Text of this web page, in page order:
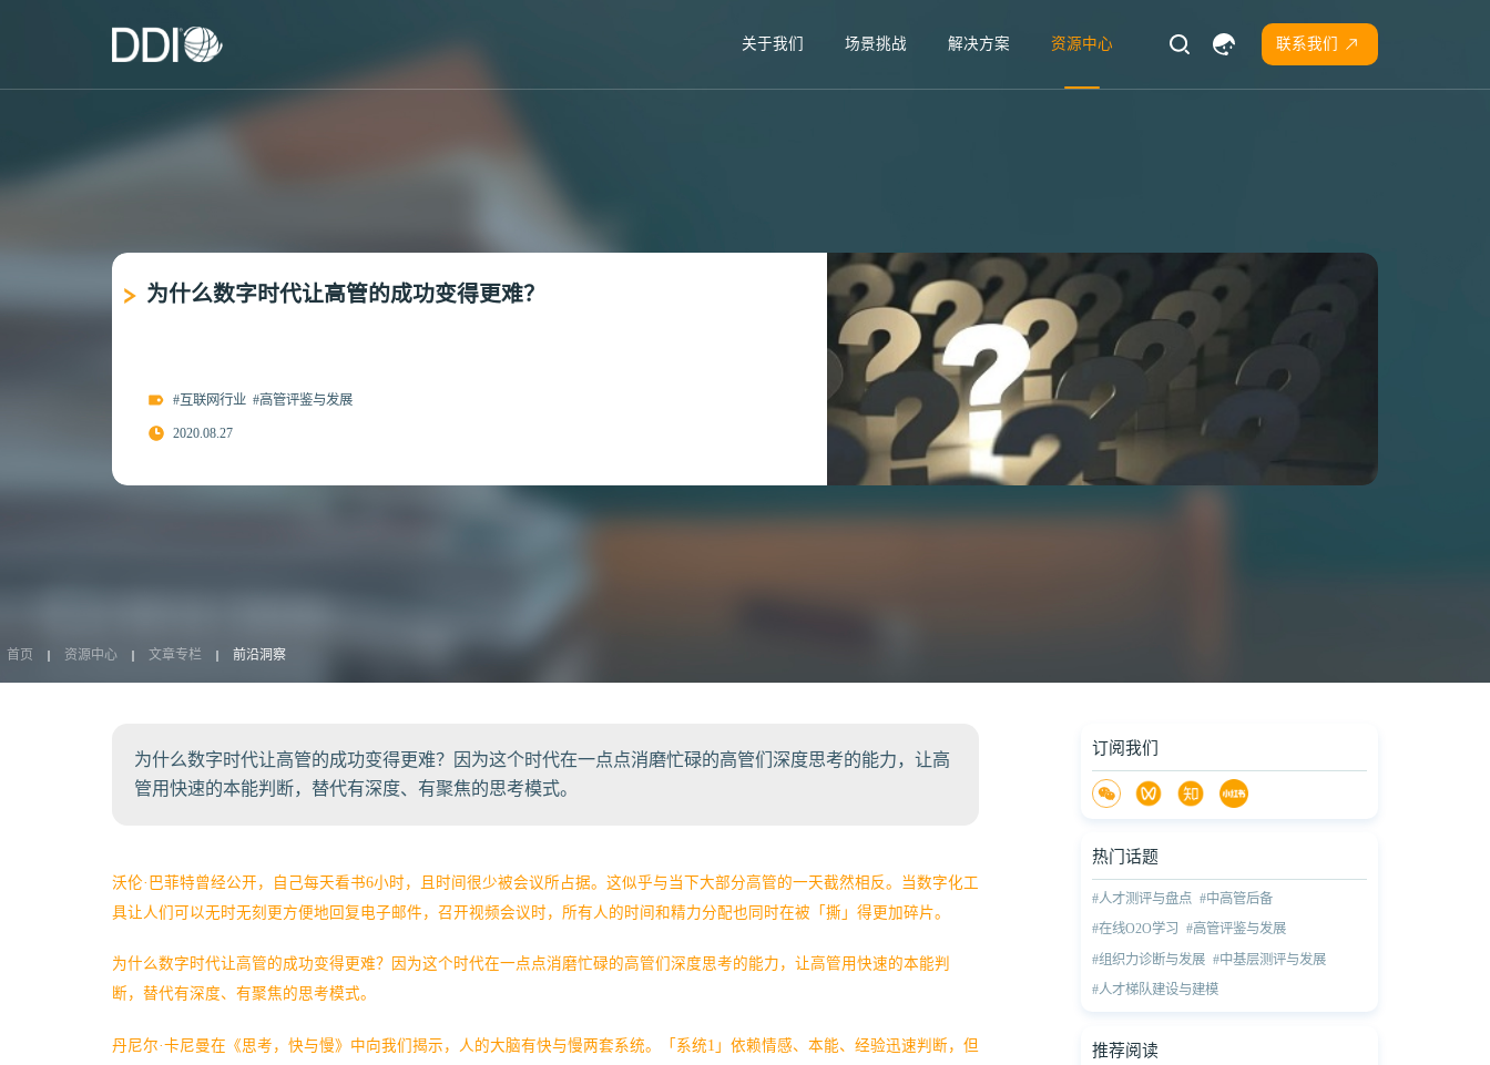
关于我们 场景挑战 解决方案 资源中心 联系我们
为什么数字时代让高管的成功变得更难？
#互联网行业 #高管评鉴与发展
2020.08.27
首页 资源中心 文章专栏 前沿洞察
为什么数字时代让高管的成功变得更难？因为这个时代在一点点消磨忙碌的高管们深度思考的能力，让高
管用快速的本能判断，替代有深度、有聚焦的思考模式。
沃伦·巴菲特曾经公开，自己每天看书6小时，且时间很少被会议所占据。这似乎与当下大部分高管的一天截然相反。当数字化工
具让人们可以无时无刻更方便地回复电子邮件，召开视频会议时，所有人的时间和精力分配也同时在被「撕」得更加碎片。
为什么数字时代让高管的成功变得更难？因为这个时代在一点点消磨忙碌的高管们深度思考的能力，让高管用快速的本能判
断，替代有深度、有聚焦的思考模式。
丹尼尔·卡尼曼在《思考，快与慢》中向我们揭示，人的大脑有快与慢两套系统。「系统1」依赖情感、本能、经验迅速判断，但
订阅我们
热门话题
#人才测评与盘点 #中高管后备
#在线O2O学习 #高管评鉴与发展
#组织力诊断与发展 #中基层测评与发展
#人才梯队建设与建模
推荐阅读